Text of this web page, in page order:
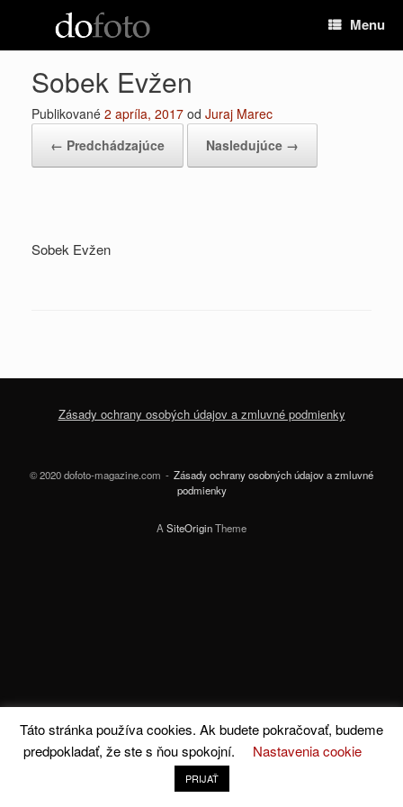
Menu
Sobek Evžen
Publikované 2 apríla, 2017 od Juraj Marec
← Predchádzajúce
Nasledujúce →
Sobek Evžen
Zásady ochrany osobých údajov a zmluvné podmienky
© 2020 dofoto-magazine.com
Zásady ochrany osobných údajov a zmluvné
podmienky
A SiteOriginTheme
Táto stránka používa cookies. Ak budete pokračovať, budeme
predpokladať, že ste s ňou spokojní.
Nastavenia cookie
PRIJAŤ